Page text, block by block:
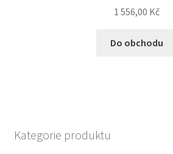
1 556,00 Kč
Do obchodu
Kategorie produktu